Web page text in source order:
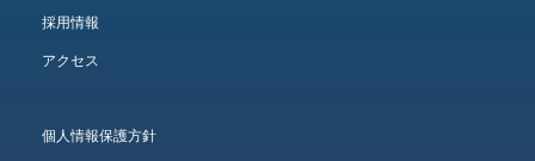
採用情報
アクセス
個人情報保護方針